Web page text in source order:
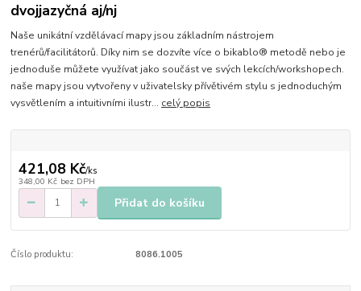
dvojjazyčná aj/nj
Naše unikátní vzdělávací mapy jsou základním nástrojem
trenérů/facilitátorů. Díky nim se dozvíte více o bikablo® metodě nebo je
jednoduše můžete využívat jako součást ve svých lekcích/workshopech.
naše mapy jsou vytvořeny v uživatelsky přívětivém stylu s jednoduchým
vysvětlením a intuitivními ilustr... celý popis
421,08 Kč/ks
348,00 Kč bez DPH
Přidat do košíku
Číslo produktu: 8086.1005